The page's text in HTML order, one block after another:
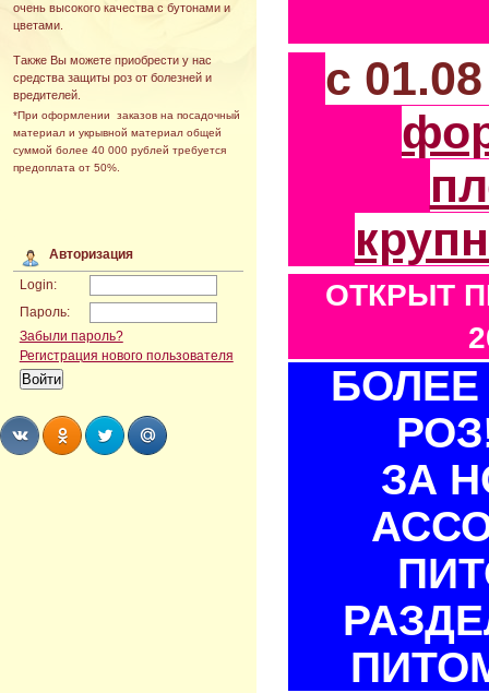
очень высокого качества с бутонами и
цветами.
Также Вы можете приобрести у нас
средства защиты роз от болезней и
вредителей.
*При оформлении заказов на посадочный
материал и укрывной материал общей
суммой более 40 000 рублей требуется
предоплата от 50%.
Авторизация
Login:
Пароль:
Забыли пароль?
Регистрация нового пользователя
с
ОТКРЫТ
БОЛЕЕ
ЗА